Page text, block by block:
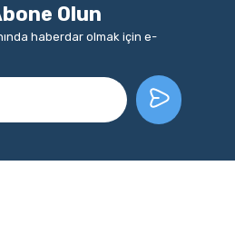
Olun
haberdar olmak için e-